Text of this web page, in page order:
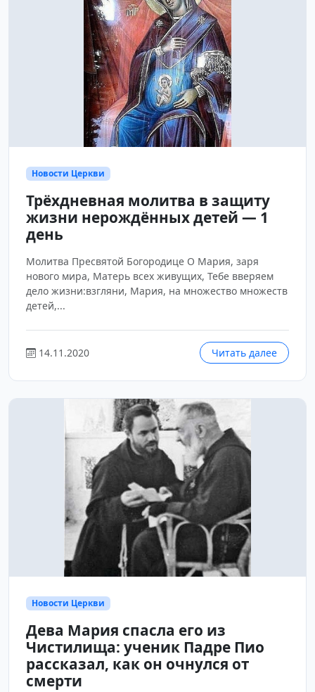
Новости Церкви
Трёхдневная молитва в защиту
жизни нерождённых детей — 1
день
Молитва Пресвятой Богородице О Мария, заря
нового мира, Матерь всех живущих, Тебе вверяем
дело жизни:взгляни, Мария, на множество множеств
детей,...
14.11.2020 Читать далее
Новости Церкви
Дева Мария спасла его из
Чистилища: ученик Падре Пио
рассказал, как он очнулся от
смерти